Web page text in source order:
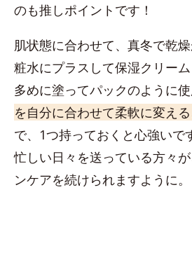
のも推しポイントです！
肌状態に合わせて、真冬で乾
粧水にプラスして保湿クリーム
多めに塗ってパックのように
を自分に合わせて柔軟に変え
で、1つ持っておくと心強いで
忙しい日々を送っている方々
ンケアを続けられますように。